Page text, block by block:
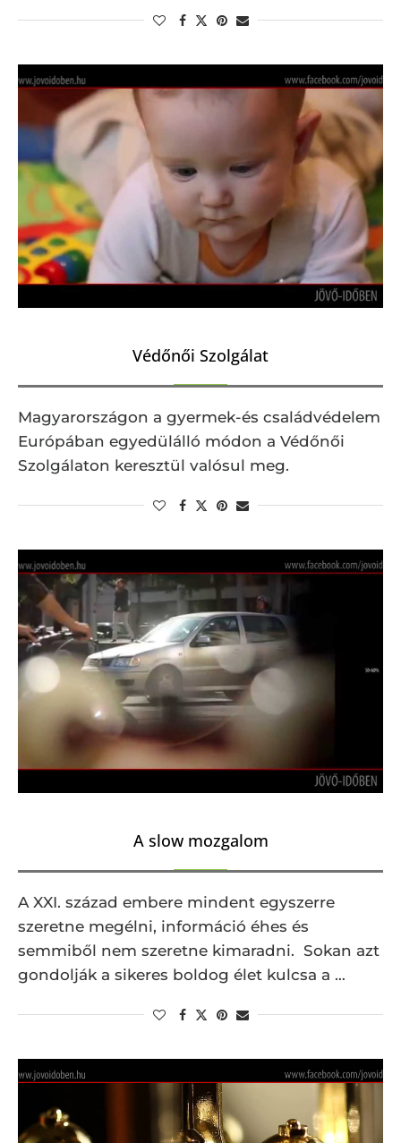
Védőnői Szolgálat
Magyarországon a gyermek-és családvédelem
Európában egyedülálló módon a Védőnői
Szolgálaton keresztül valósul meg.
A slow mozgalom
A XXI. század embere mindent egyszerre
szeretne megélni, információ éhes és
semmiből nem szeretne kimaradni. Sokan azt
gondolják a sikeres boldog élet kulcsa a …